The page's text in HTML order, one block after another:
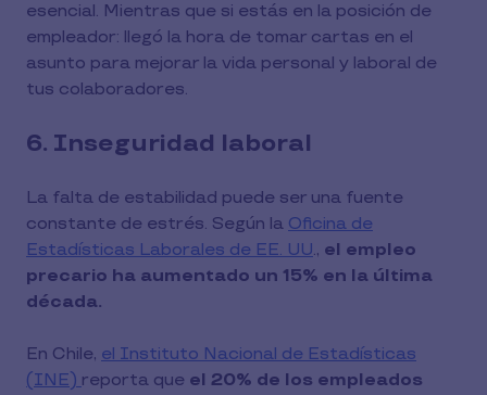
esencial. Mientras que si estás en la posición de
empleador: llegó la hora de tomar cartas en el
asunto para mejorar la vida personal y laboral de
tus colaboradores.
6. Inseguridad laboral
La falta de estabilidad puede ser una fuente
constante de estrés. Según la Oficina de
Estadísticas Laborales de EE. UU., el empleo
precario ha aumentado un 15% en la última
década.
En Chile, el Instituto Nacional de Estadísticas
(INE) reporta que el 20% de los empleados